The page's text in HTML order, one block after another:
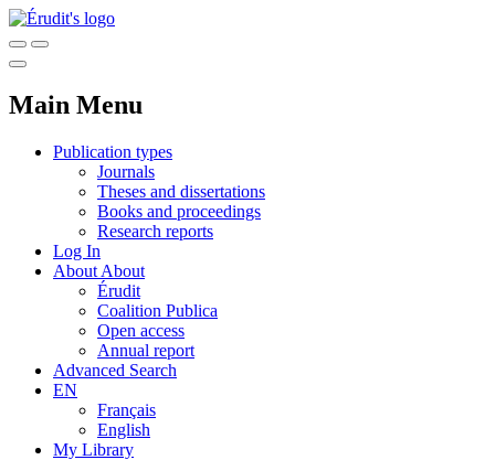
Main Menu
Publication types
Journals
Theses and dissertations
Books and proceedings
Research reports
Log In
About About
Érudit
Coalition Publica
Open access
Annual report
Advanced Search
EN
Français
English
My Library